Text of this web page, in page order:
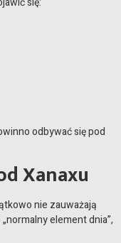
odbywać się pod
Xanaxu
nie zauważają
element dnia”,